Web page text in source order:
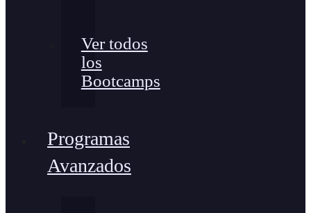
Ver todos
los
Bootcamps
Programas
Avanzados